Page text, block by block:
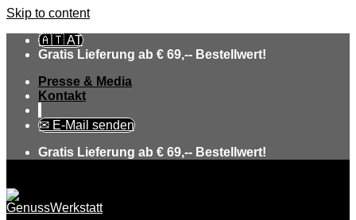
Skip to content
🇦🇹 AT
Gratis Lieferung ab € 69,-- Bestellwert!
Presse & Media
Kontakt
✉ E-Mail senden
Gratis Lieferung ab € 69,-- Bestellwert!